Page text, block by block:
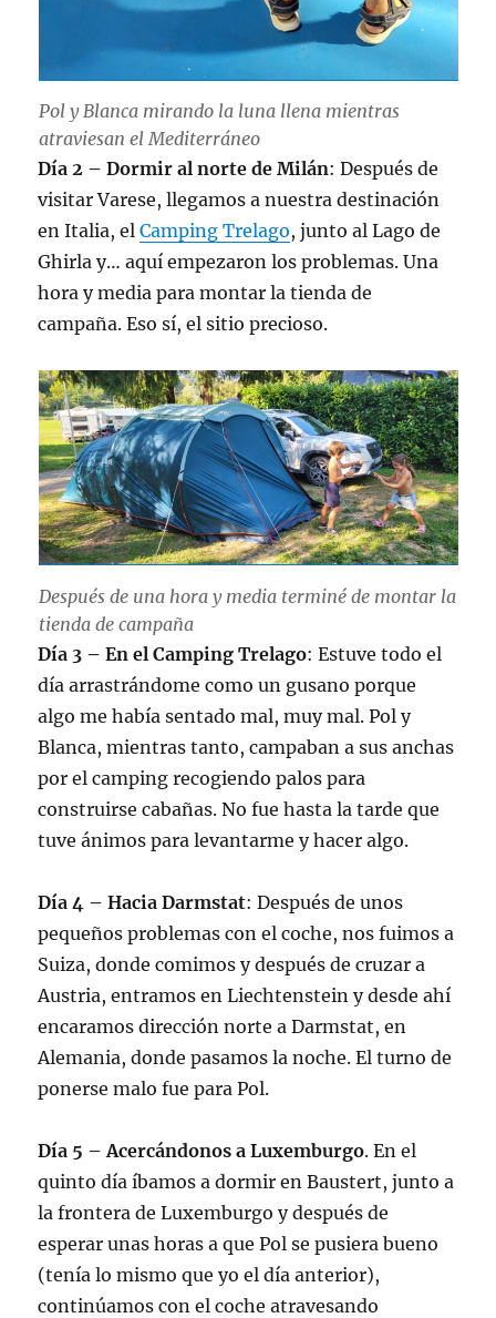
Pol y Blanca mirando la luna llena mientras
atraviesan el Mediterráneo
Día 2 – Dormir al norte de Milán: Después de
visitar Varese, llegamos a nuestra destinación
en Italia, elCamping Trelago, junto al Lago de
Ghirla y… aquí empezaron los problemas. Una
hora y media para montar la tienda de
campaña. Eso sí, el sitio precioso.
Después de una hora y media terminé de montar la
tienda de campaña
Día 3 – En el Camping Trelago: Estuve todo el
día arrastrándome como un gusano porque
algo me había sentado mal, muy mal. Pol y
Blanca, mientras tanto, campaban a sus anchas
por el camping recogiendo palos para
construirse cabañas. No fue hasta la tarde que
tuve ánimos para levantarme y hacer algo.
Día 4 – Hacia Darmstat: Después de unos
pequeños problemas con el coche, nos fuimos a
Suiza, donde comimos y después de cruzar a
Austria, entramos en Liechtenstein y desde ahí
encaramos dirección norte a Darmstat, en
Alemania, donde pasamos la noche. El turno de
ponerse malo fue para Pol.
Día 5 – Acercándonos a Luxemburgo. En el
quinto día íbamos a dormir en Baustert, junto a
la frontera de Luxemburgo y después de
esperar unas horas a que Pol se pusiera bueno
(tenía lo mismo que yo el día anterior),
continúamos con el coche atravesando